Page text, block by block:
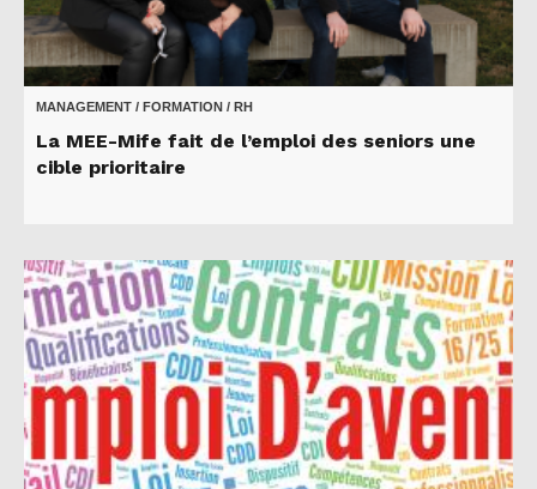
MANAGEMENT / FORMATION / RH
La MEE-Mife fait de l’emploi des seniors une
cible prioritaire